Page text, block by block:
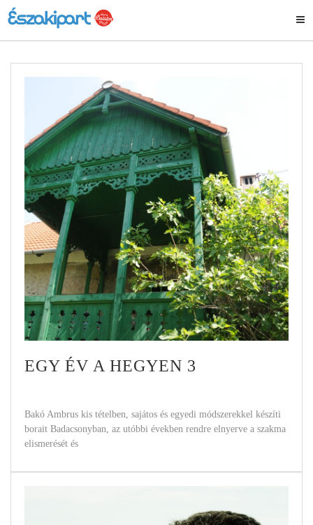
EGY ÉV A HEGYEN 3
Bakó Ambrus kis tételben, sajátos és egyedi módszerekkel készíti
borait Badacsonyban, az utóbbi években rendre elnyerve a szakma
elismerését és